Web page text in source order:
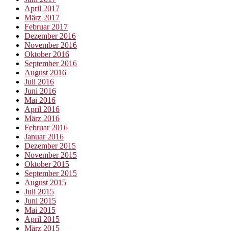
April 2017
März 2017
Februar 2017
Dezember 2016
November 2016
Oktober 2016
September 2016
August 2016
Juli 2016
Juni 2016
Mai 2016
April 2016
März 2016
Februar 2016
Januar 2016
Dezember 2015
November 2015
Oktober 2015
September 2015
August 2015
Juli 2015
Juni 2015
Mai 2015
April 2015
März 2015